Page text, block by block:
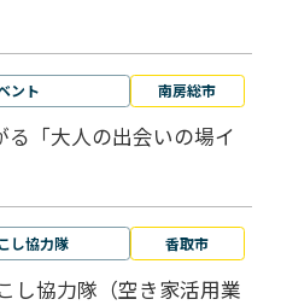
ント 南房総市
る「大人の出会いの場イ
し協力隊 香取市
し協力隊（空き家活用業